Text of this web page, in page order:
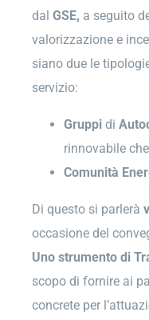
dal GSE, a seguito
valorizzazione e
siano due le
servizio:
Gruppidi
rinnovabile
Comunità
Di questo si parlerà
occasione del
Uno strumento di
scopo di fornire ai
concrete per